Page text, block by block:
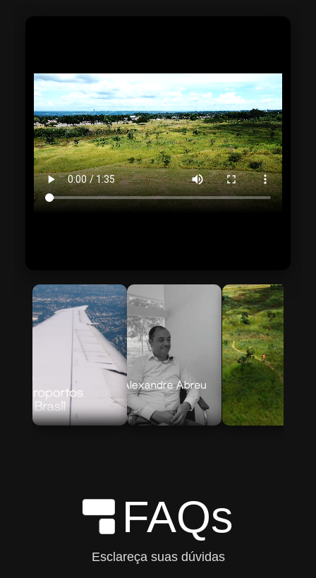
FAQs
Esclareça suas dúvidas